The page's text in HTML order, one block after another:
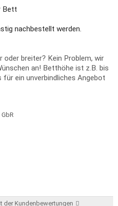
Bett
nachbestellt werden.
oder breiter? Kein Problem, wir
an! Betthöhe ist z.B. bis
ein unverbindliches Angebot
der Kundenbewertungen